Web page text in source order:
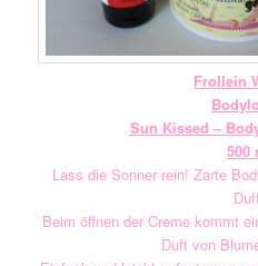
Frollein
Sun Kissed –
500
Lass die Sonner rein! Zarte
Beim öffnen der Creme kommt
Duft von